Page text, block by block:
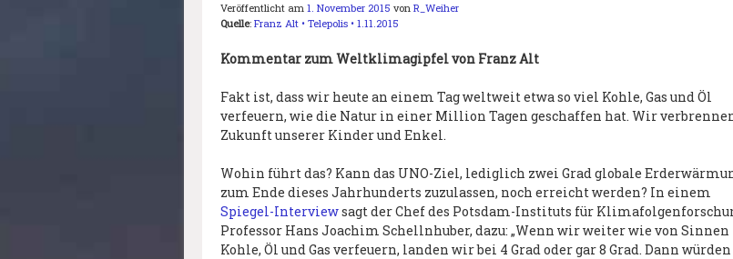
Veröffentlicht am 1. November 2015 von R_Weiher
Quelle: Franz Alt • Telepolis • 1.11.2015
Kommentar zum Weltklimagipfel von Franz Alt
Fakt ist, dass wir heute an einem Tag weltweit etwa so viel Kohle, Gas und Öl
verfeuern, wie die Natur in einer Million Tagen geschaffen hat. Wir
Zukunft unserer Kinder und Enkel.
Wohin führt das? Kann das UNO-Ziel, lediglich zwei Grad globale
zum Ende dieses Jahrhunderts zuzulassen, noch erreicht werden? In einem
Spiegel-Interviewsagt der Chef des Potsdam-Instituts für
Professor Hans Joachim Schellnhuber, dazu: „Wenn wir weiter wie von Sinnen
Kohle, Öl und Gas verfeuern, landen wir bei 4 Grad oder gar 8 Grad. Dann